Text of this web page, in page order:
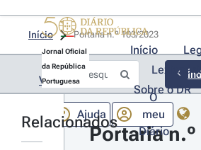
Jornal Oficial
da República
Portuguesa
Início
Sobre o DR
Ajuda
O
meu
Diário
Início
Voltar
Relacionados
Portaria n.º